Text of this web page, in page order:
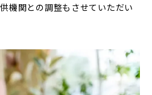
機関との調整もさせていただい